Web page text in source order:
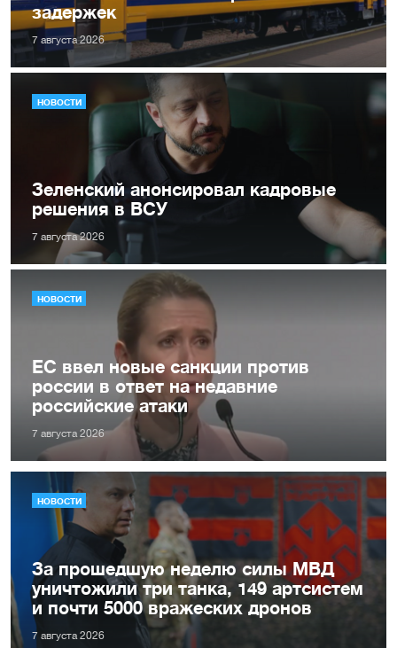
задержек
7 августа 2026
НОВОСТИ
Зеленский анонсировал кадровые
решения в ВСУ
7 августа 2026
НОВОСТИ
ЕС ввел новые санкции против
россии в ответ на недавние
российские атаки
7 августа 2026
НОВОСТИ
За прошедшую неделю силы МВД
уничтожили три танка, 149 артсистем
и почти 5000 вражеских дронов
7 августа 2026